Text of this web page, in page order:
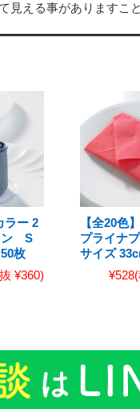
える事がありますこ
ラー 2
ン S
枚
¥360)
【全20色
プライナ
サイズ
¥528